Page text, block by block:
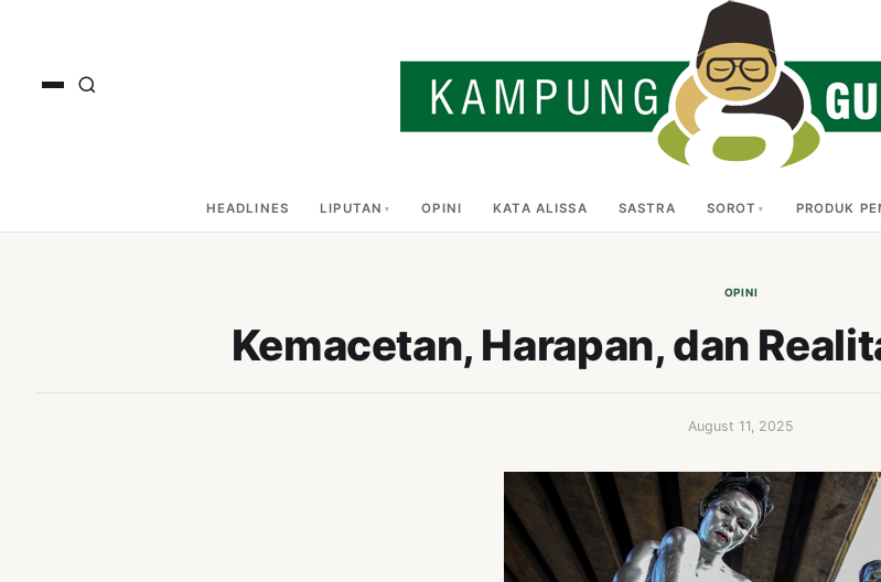
HEADLINES LIPUTAN OPINI KATA ALISSA SASTRA SOROT PRODUK
OPINI
Kemacetan, Harapan, dan
August 11, 2025